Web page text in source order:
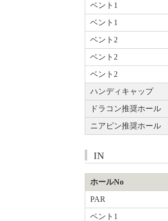
ベント1
ベント1
ベント2
ベント2
ベント2
ハンディキャップ
ドラコン推奨ホール
ニアピン推奨ホール
IN
ホールNo
PAR
ベント1